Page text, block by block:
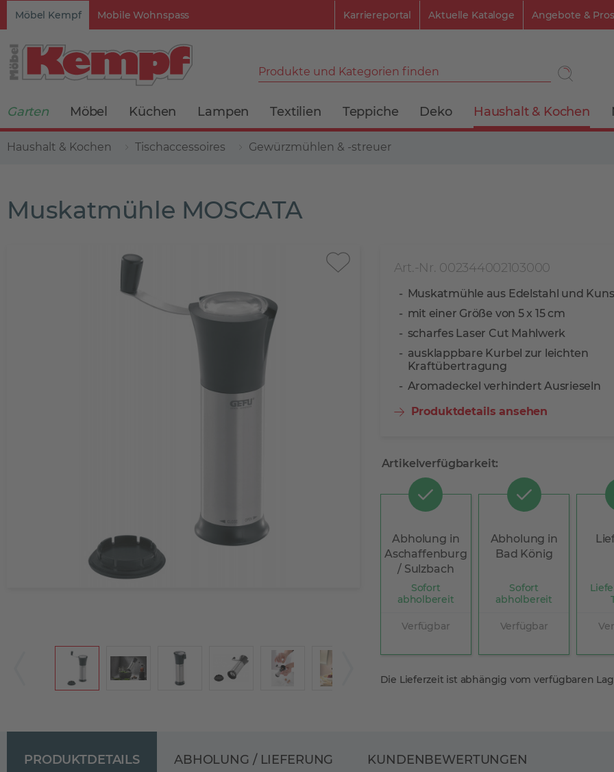
Möbel Kempf Mobile Wohnspass Karriereportal Aktuelle Kataloge Angebote &
Produkte und Kategorien finden
Garten Möbel Küchen Lampen Textilien Teppiche Deko Haushalt & Kochen
Haushalt & Kochen Tischaccessoires Gewürzmühlen & -streuer
Muskatmühle MOSCATA
Art.-Nr. 002344002103000
Muskatmühle aus Edelstahl und
mit einer Größe von 5 x 15 cm
scharfes Laser Cut Mahlwerk
ausklappbare Kurbel zur leichten
Kraftübertragung
Aromadeckel verhindert Ausrieseln
Produktdetails ansehen
Artikelverfügbarkeit:
Abholung in
Aschaffenburg
/ Sulzbach
Sofort
abholbereit
Verfügbar
Abholung in
Bad König
Sofort
abholbereit
Verfügbar
Die Lieferzeit ist abhängig vom verfügbaren
PRODUKTDETAILS ABHOLUNG / LIEFERUNG KUNDENBEWERTUNGEN